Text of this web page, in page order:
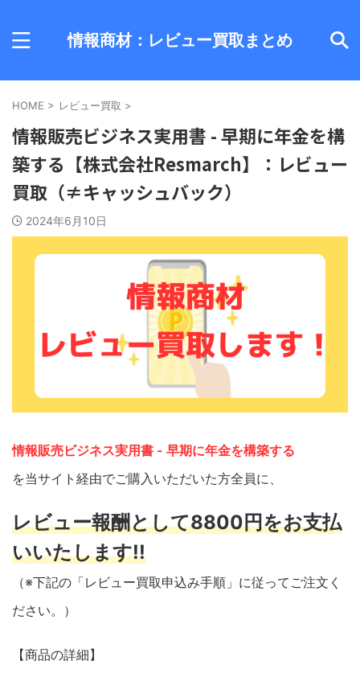
情報商材：レビュー買取まとめ
HOME > レビュー買取 >
情報販売ビジネス実用書 - 早期に年金を構
築する【株式会社Resmarch】：レビュー
買取（≠キャッシュバック）
2024年6月10日
情報販売ビジネス実用書 - 早期に年金を構築する
を当サイト経由でご購入いただいた方全員に、
レビュー報酬として8800円をお支払
いいたします!!
（※下記の「レビュー買取申込み手順」に従ってご注文く
ださい。）
【商品の詳細】